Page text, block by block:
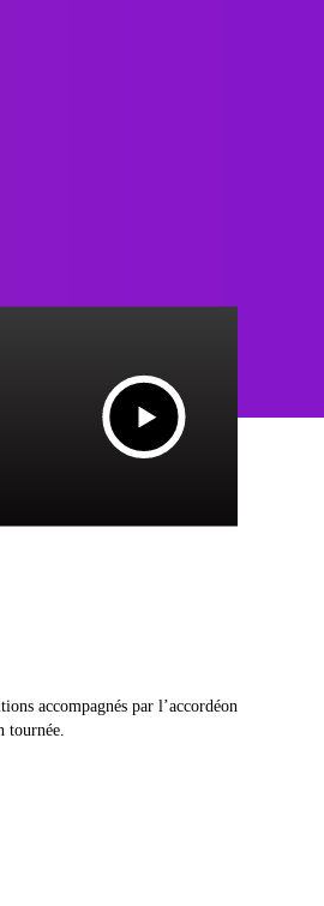
accompagnés par l’accordéon
tournée.